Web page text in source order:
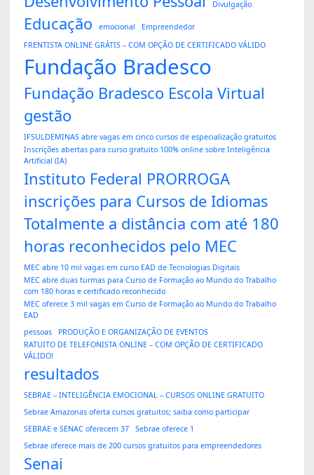
Divulgação
Educação emocional
Empreendedor
FRENTISTA ONLINE GRÁTIS – COM OPÇÃO DE CERTIFICADO VÁLIDO
Fundação Bradesco
Fundação Bradesco Escola Virtual
gestão
IFSULDEMINAS abre vagas em cinco cursos de especialização gratuitos
Inscrições abertas para curso gratuito 100% online sobre Inteligência
Artificial (IA)
Instituto Federal PRORROGA
inscrições para Cursos de Idiomas
Totalmente a distância com até 180
horas reconhecidos pelo MEC
MEC abre 10 mil vagas em curso EAD de Tecnologias Digitais
MEC abre duas turmas para Curso de Formação ao Mundo do Trabalho
com 180 horas e certificado reconhecido
MEC oferece 3 mil vagas em Curso de Formação ao Mundo do Trabalho
EAD
pessoas
PRODUÇÃO E ORGANIZAÇÃO DE EVENTOS
RATUITO DE TELEFONISTA ONLINE – COM OPÇÃO DE CERTIFICADO
VÁLIDO!
resultados
SEBRAE – INTELIGÊNCIA EMOCIONAL – CURSOS ONLINE GRATUITO
Sebrae Amazonas oferta cursos gratuitos; saiba como participar
SEBRAE e SENAC oferecem 37
Sebrae oferece 1
Sebrae oferece mais de 200 cursos gratuitos para empreendedores
Senai